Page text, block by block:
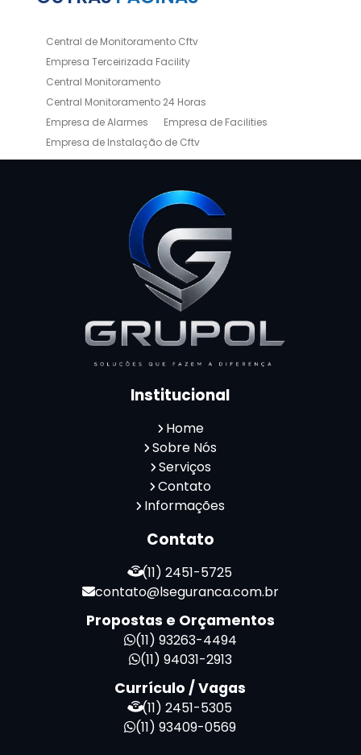
Central de Monitoramento Cftv
Empresa Terceirizada Facility
Central Monitoramento
Central Monitoramento 24 Horas
Empresa de Alarmes
Empresa de Facilities
Empresa de Instalação de Cftv
Empresa de Limpeza e Portaria
Empresas de Monitoramento Cftv
Facility Terceirização
Instalação de Cercas Elétricas Residenciais
Monitoramento de Alarme 24 Horas
Portaria Inteligente
Portaria Remota para Condomínios
Reconhecimento Facial em Condomínios
Reconhecimento Facial para Condomínios
Reconhecimento Facial Portaria
Serviço de Limpeza Terceirizado
Serviço de Portaria e Limpeza
Serviço de Portaria Terceirizado
Serviços de Limpeza e Portaria
Terceirização de Facilities
Zeladoria de Condomínios
Institucional
Home
Sobre Nós
Serviços
Contato
Informações
Contato
(11) 2451-5725
contato@lseguranca.com.br
Propostas e Orçamentos
(11) 93263-4494
(11) 94031-2913
Currículo / Vagas
(11) 2451-5305
(11) 93409-0569